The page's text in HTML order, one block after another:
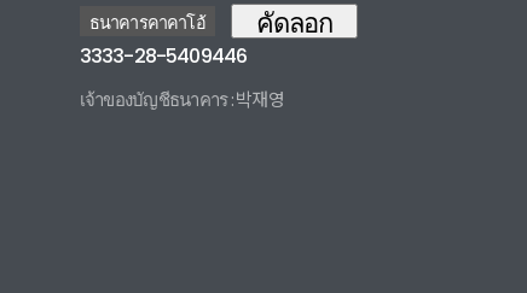
ธนาคารคาคาโอ้ คัดลอก
3333-28-5409446
เจ้าของบัญชีธนาคาร : 박재영